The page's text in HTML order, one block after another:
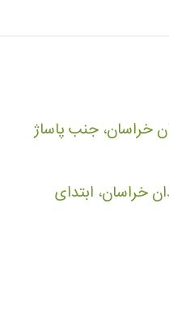
خراسان، جنب پاساژ
خراسان، ابتدای